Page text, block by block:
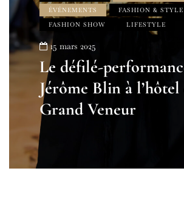
ÉVÉNEMENTS
FASHION & STYLE
FASHION SHOW
LIFESTYLE
15 mars 2025
Le défilé-
Jérôme Blin à
Grand Veneur